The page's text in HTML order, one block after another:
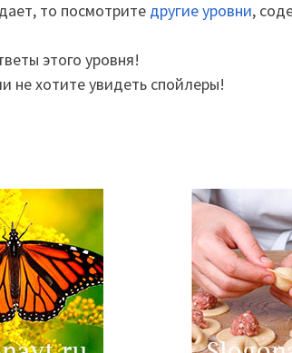
то посмотрите другие уровни,
этого уровня!
не хотите увидеть спойлеры!